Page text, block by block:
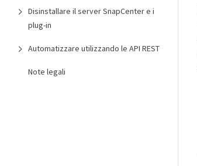
Disinstallare il server SnapCenter e i
plug-in
Automatizzare utilizzando le API REST
Note legali